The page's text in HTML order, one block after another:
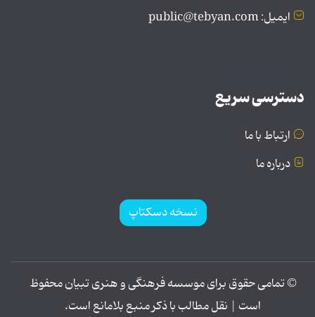
ایمیل: public@tebyan.com
دسترسی سریع
ارتباط با ما
درباره ما
نسخه دسکتاپ
© تمامی حقوق برای موسسه فرهنگی و هنری تبیان محفوظ
است | نقل مطالب با ذکر منبع بلامانع است.